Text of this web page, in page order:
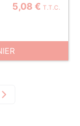
5,08 € T.T.C.